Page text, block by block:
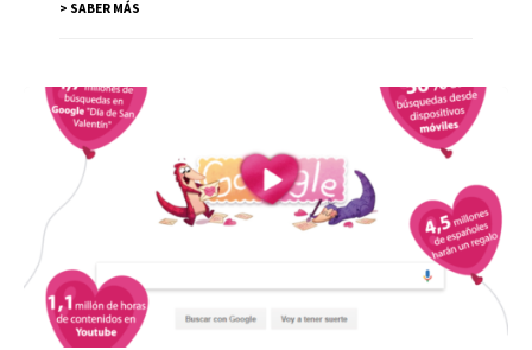
> SABER MÁS